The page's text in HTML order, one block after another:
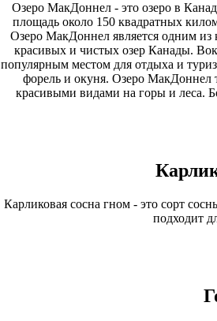
Озеро МакДоннел - это озеро в
площадь около 150 квадратных
Озеро МакДоннел является одним
красивых и чистых озер Канады.
популярным местом для отдыха и
форель и окуня. Озеро МакДоннел
красивыми видами на горы и леса.
Карликовая сосна гном - это сорт
подходит